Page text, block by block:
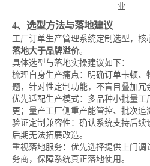
业
4、选型方法与落地建议
工厂订单生产管理系统定制选型，核
落地大于品牌溢价。
具体选型与落地实操建议如下：
梳理自身生产痛点：明确订单卡顿、
题，针对性定制功能，不盲目叠加冗
优先适配生产模式：多品种小批量工
更；量产工厂侧重产能管控、批次追
验证定制兼容性：确认系统支持后
后期无法拓展改造。
重视落地服务：优先选择提供上门调
务商，保障系统真正落地使用。